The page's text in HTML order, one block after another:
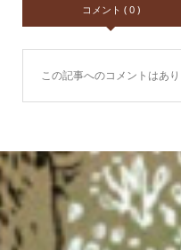
コメント ( 0 )
この記事へのコメントはあり